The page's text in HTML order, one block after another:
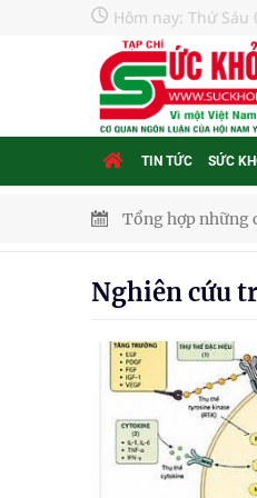
Hôm nay: Thứ Sáu
TIN TỨC SỨC
Tổng hợp những
Nhiều lợi thế để
Vương Thành
Chấn chỉnh hoạt
Súp lơ xanh
Nghiên cứu